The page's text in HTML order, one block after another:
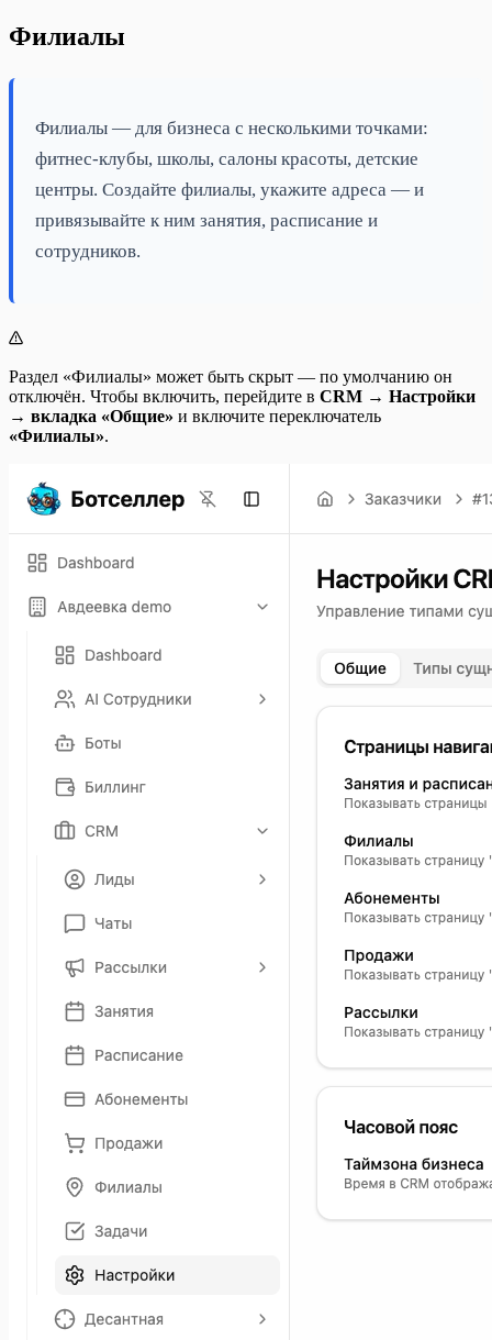
Филиалы
Филиалы — для бизнеса с несколькими точками:
фитнес-клубы, школы, салоны красоты, детские
центры. Создайте филиалы, укажите адреса — и
привязывайте к ним занятия, расписание и
сотрудников.
Раздел «Филиалы» может быть скрыт — по умолчанию он
отключён. Чтобы включить, перейдите в CRM → Настройки
→ вкладка «Общие» и включите переключатель
«Филиалы».